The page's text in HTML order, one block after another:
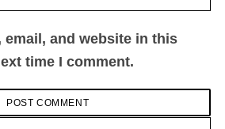
email, and website in this
time I comment.